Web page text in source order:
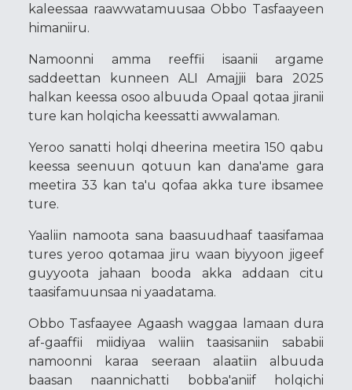
kaleessaa raawwatamuusaa Obbo Tasfaayeen
himaniiru.
Namoonni amma reeffii isaanii argame
saddeettan kunneen ALI Amajjii bara 2025
halkan keessa osoo albuuda Opaal qotaa jiranii
ture kan holqicha keessatti awwalaman.
Yeroo sanatti holqi dheerina meetira 150 qabu
keessa seenuun qotuun kan dana'ame gara
meetira 33 kan ta'u qofaa akka ture ibsamee
ture.
Yaaliin namoota sana baasuudhaaf taasifamaa
tures yeroo qotamaa jiru waan biyyoon jigeef
guyyoota jahaan booda akka addaan citu
taasifamuunsaa ni yaadatama.
Obbo Tasfaayee Agaash waggaa lamaan dura
af-gaaffii miidiyaa waliin taasisaniin sababii
namoonni karaa seeraan alaatiin albuuda
baasan naannichatti bobba'aniif holqichi